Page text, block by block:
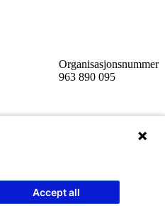
Organisasjonsnummer
963 890 095
Accept all